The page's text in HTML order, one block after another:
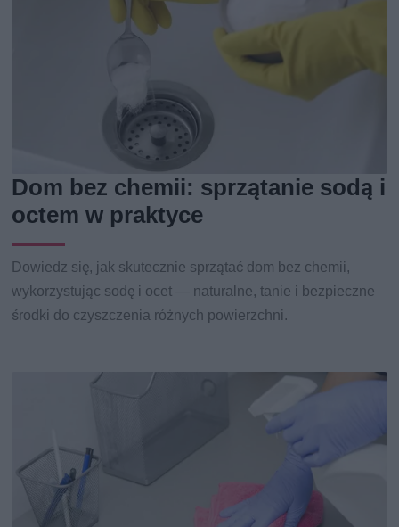
Dom bez chemii: sprzątanie sodą i
octem w praktyce
Dowiedz się, jak skutecznie sprzątać dom bez chemii,
wykorzystując sodę i ocet — naturalne, tanie i bezpieczne
środki do czyszczenia różnych powierzchni.